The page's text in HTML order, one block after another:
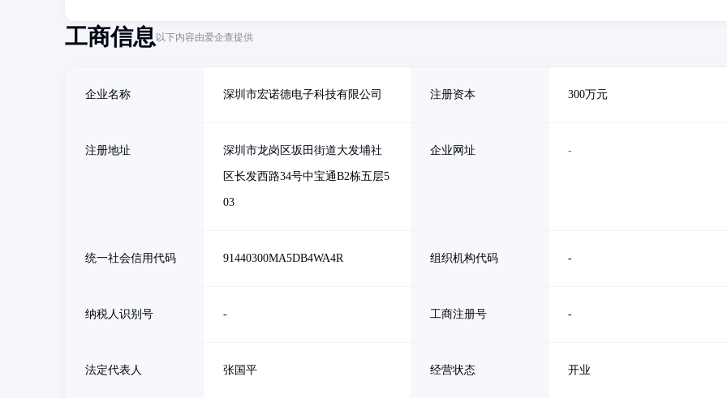
工商信息以下内容由爱企查提供
企业名称 深圳市宏诺德电子科技有限公司 注册资本 300万元
注册地址 深圳市龙岗区坂田街道大发埔社
区长发西路34号中宝通B2栋五层5
03
企业网址 -
统一社会信用代码 91440300MA5DB4WA4R 组织机构代码 -
纳税人识别号 - 工商注册号 -
法定代表人 张国平 经营状态 开业